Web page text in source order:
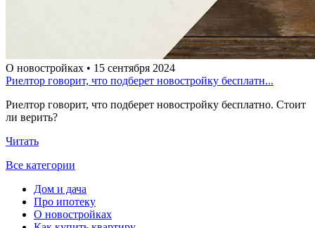
О новостройках • 15 сентября 2024
Риелтор говорит, что подберет новостройку бесплатн...
Риелтор говорит, что подберет новостройку бесплатно. Стоит
ли верить?
Читать
Все категории
Дом и дача
Про ипотеку
О новостройках